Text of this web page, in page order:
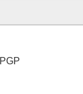
PGP